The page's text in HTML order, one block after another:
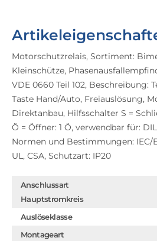
Motorschutzrelais, Sortiment:
Kleinschütze,
VDE 0660 Teil 102, Beschreibung:
Taste Hand/Auto, Freiauslösung,
Direktanbau, Hilfsschalter S =
Ö = Öffner: 1 Ö, verwendbar für:
Normen und Bestimmungen: IEC/
UL, CSA, Schutzart: IP20
Anschlussart
Hauptstromkreis
Auslöseklasse
Montageart